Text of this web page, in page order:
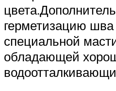
герметизацию
специальной
обладающей